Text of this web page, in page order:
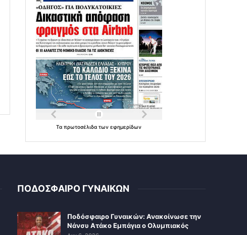
Ταπρωτοσέλιδατωνεφημερίδων
ΠΟΔΟΣΦΑΙΡΟ ΓΥΝΑΙΚΩΝ
Ποδόσφαιρο Γυναικών: Ανακοίνωσε την
Νάνσυ Ατάκο Εμπάγια ο Ολυμπιακός